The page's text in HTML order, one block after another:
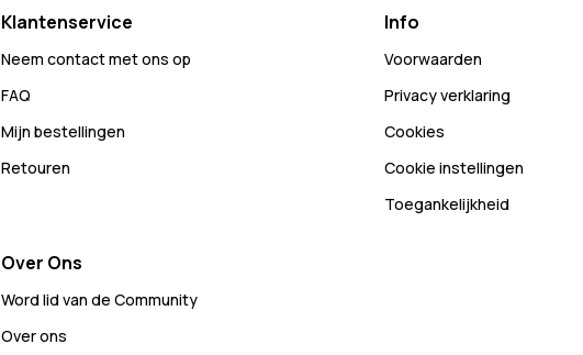
Klantenservice
Neem contact met ons op
FAQ
Mijn bestellingen
Retouren
Info
Voorwaarden
Privacy verklaring
Cookies
Cookie instellingen
Toegankelijkheid
Over Ons
Word lid van de Community
Over ons